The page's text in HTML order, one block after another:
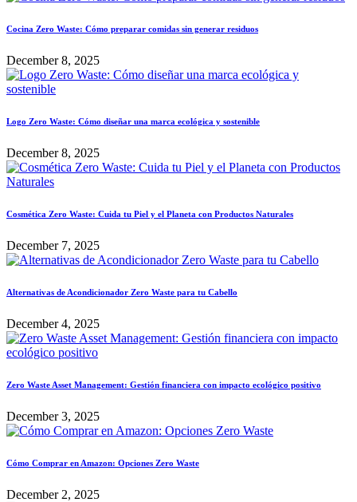
Cocina Zero Waste: Cómo preparar comidas sin generar residuos
December 8, 2025
Logo Zero Waste: Cómo diseñar una marca ecológica y sostenible
December 8, 2025
Cosmética Zero Waste: Cuida tu Piel y el Planeta con Productos Naturales
December 7, 2025
Alternativas de Acondicionador Zero Waste para tu Cabello
December 4, 2025
Zero Waste Asset Management: Gestión financiera con impacto ecológico positivo
December 3, 2025
Cómo Comprar en Amazon: Opciones Zero Waste
December 2, 2025